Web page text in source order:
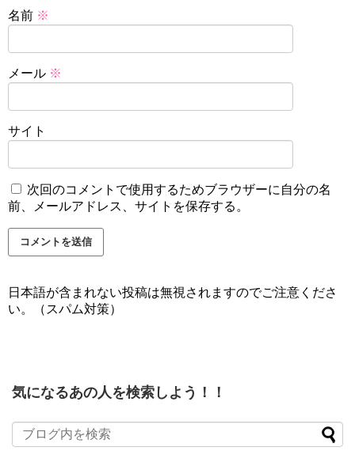
名前 ※
メール ※
サイト
次回のコメントで使用するためブラウザーに自分の名
前、メールアドレス、サイトを保存する。
日本語が含まれない投稿は無視されますのでご注意くださ
い。（スパム対策）
気になるあの人を検索しよう！！